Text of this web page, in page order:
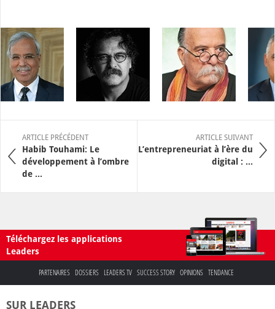
ARTICLE PRÉCÉDENT
Habib Touhami: Le
développement à l’ombre
de ...
ARTICLE SUIVANT
L’entrepreneuriat à l’ère du
digital : ...
Téléchargez les applications
Leaders
PARTENAIRES DOSSIERS LEADERS TV SUCCESS STORY OPINIONS TENDANCE
SUR LEADERS